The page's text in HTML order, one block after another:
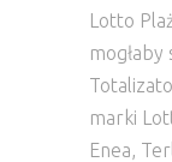
Lotto
mogłaby
marki
Enea,